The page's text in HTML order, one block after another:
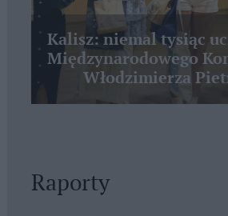
Kalisz: niemal tysiąc
Międzynarodowego
Włodzimierza
Raporty